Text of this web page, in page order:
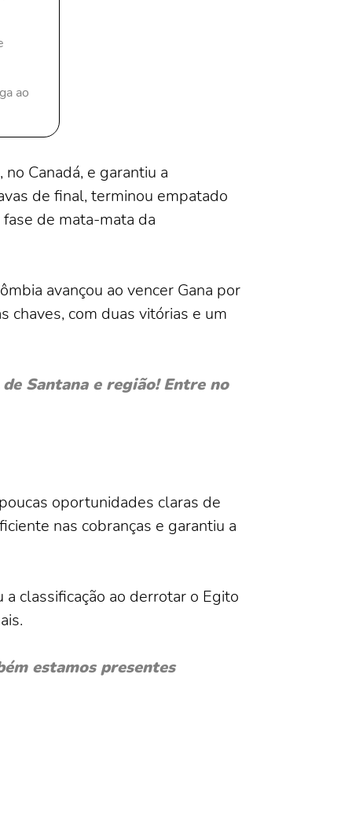
ao
Canadá, e garantiu a
de final, terminou empatado
de mata-mata da
avançou ao vencer Gana por
chaves, com duas vitórias e um
Santana e região! Entre no
oportunidades claras de
nas cobranças e garantiu a
classificação ao derrotar o Egito
estamos presentes